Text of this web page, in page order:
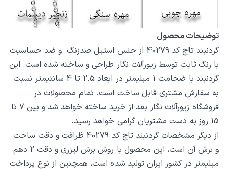
توضیحات محصول
گردنبند تاج کد 40279 از جنس استیل ضدزنگ و ضد حساسیت
با رنگ ثابت توسط زیورآلات نگار طراحی و ساخته شده است. این
گردنبند با ضخامت 1 میلیمتر در ابعاد 2.5 تا 4 سانتیمتر نسبت
به سفارش مشتری قابل ساخت است. تمام محصولات در
فروشگاه زیورآلات نگار بعد از خرید ساخته خواهد شد و بین 7 تا
15 روز به دست مشتریان گرامی خواهد رسید.
از دیگر مشخصات گردنبند تاج کد 40279 ظرافت و دقت ساخت
و برش آن است، این محصول با روش برش لیزری و دقت 2 دهم
میلیمتر در کشور ایران تولید شده است، همچنین از نوع پرداخت